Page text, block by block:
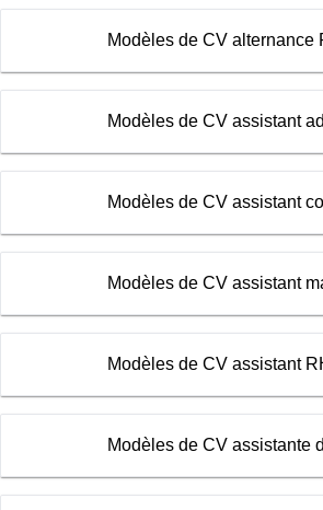
Modèles de CV alternance
Modèles de CV assistant
Modèles de CV assistant
Modèles de CV assistant
Modèles de CV assistant
Modèles de CV assistante